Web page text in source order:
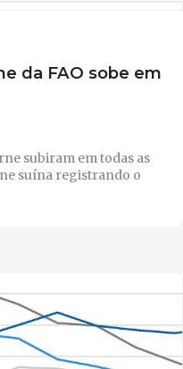
da FAO sobe em
subiram em todas as
suína registrando o